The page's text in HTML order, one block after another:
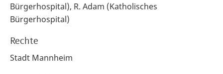
Bürgerhospital), R. Adam (Katholisches
Bürgerhospital)
Rechte
Stadt Mannheim